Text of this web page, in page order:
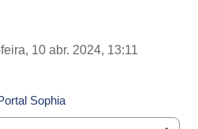
10 abr. 2024, 13:11
Sophia